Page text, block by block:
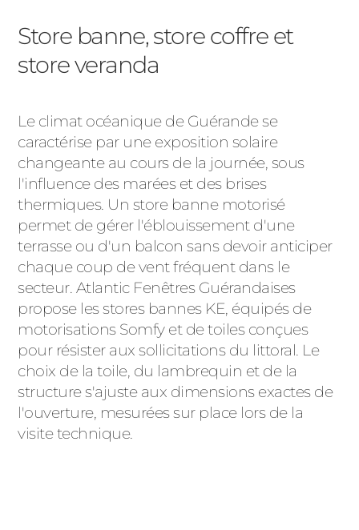
Store banne, store coffre et
store veranda
Le climat océanique de Guérande se
caractérise par une exposition solaire
changeante au cours de la journée, sous
l'influence des marées et des brises
thermiques. Un store banne motorisé
permet de gérer l'éblouissement d'une
terrasse ou d'un balcon sans devoir anticiper
chaque coup de vent fréquent dans le
secteur. Atlantic Fenêtres Guérandaises
propose les stores bannes KE, équipés de
motorisations Somfy et de toiles conçues
pour résister aux sollicitations du littoral. Le
choix de la toile, du lambrequin et de la
structure s'ajuste aux dimensions exactes de
l'ouverture, mesurées sur place lors de la
visite technique.